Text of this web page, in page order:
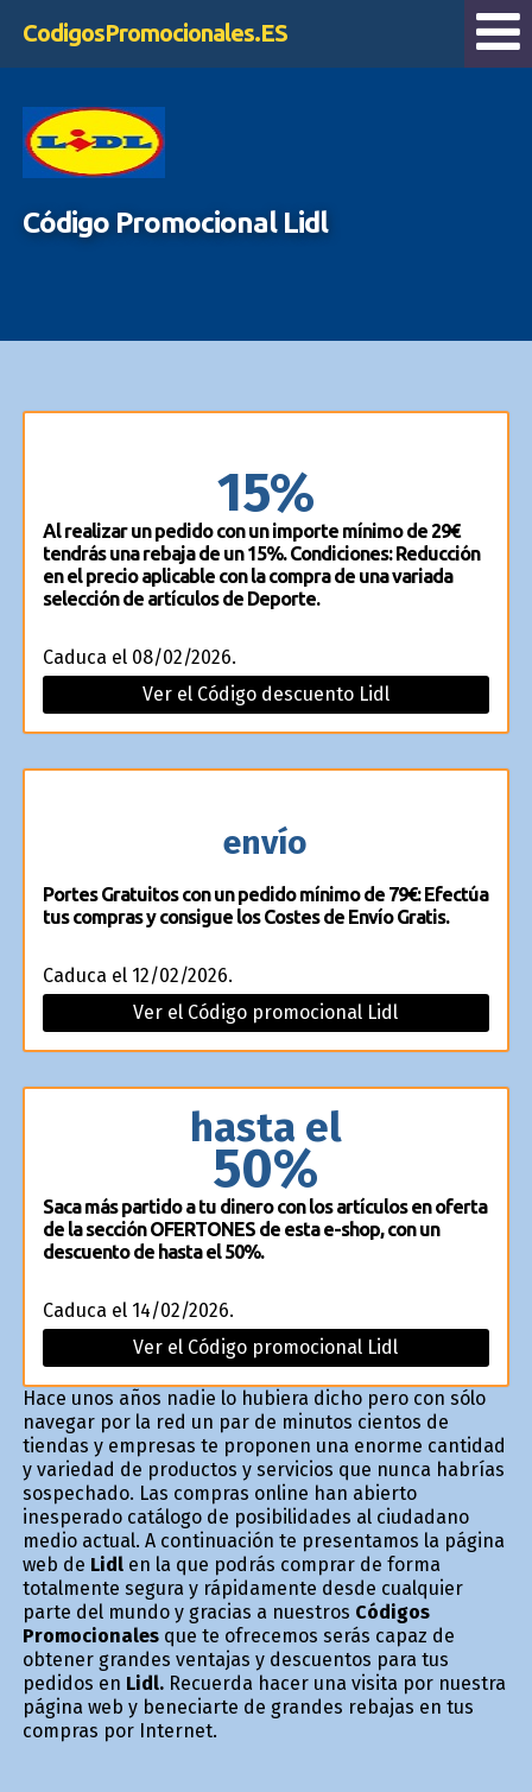
CodigosPromocionales.ES
Código Promocional Lidl
15%
Al realizar un pedido con un importe mínimo de 29€
tendrás una rebaja de un 15%. Condiciones: Reducción
en el precio aplicable con la compra de una variada
selección de artículos de Deporte.
Caduca el 08/02/2026.
Ver el Código descuento Lidl
envío
Portes Gratuitos con un pedido mínimo de 79€: Efectúa
tus compras y consigue los Costes de Envío Gratis.
Caduca el 12/02/2026.
Ver el Código promocional Lidl
hasta el
50%
Saca más partido a tu dinero con los artículos en oferta
de la sección OFERTONES de esta e-shop, con un
descuento de hasta el 50%.
Caduca el 14/02/2026.
Ver el Código promocional Lidl
Hace unos años nadie lo hubiera dicho pero con sólo
navegar por la red un par de minutos cientos de
tiendas y empresas te proponen una enorme cantidad
y variedad de productos y servicios que nunca habrías
sospechado. Las compras online han abierto
inesperado catálogo de posibilidades al ciudadano
medio actual. A continuación te presentamos la página
web de Lidlen la que podrás comprar de forma
totalmente segura y rápidamente desde cualquier
parte del mundo y gracias a nuestros Códigos
Promocionalesque te ofrecemos serás capaz de
obtener grandes ventajas y descuentos para tus
pedidos en Lidl.Recuerda hacer una visita por nuestra
página web y beneficiarte de grandes rebajas en tus
compras por Internet.